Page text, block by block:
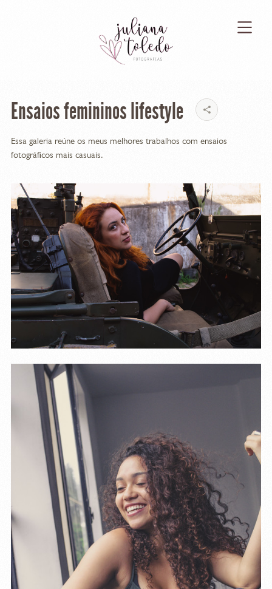
Ensaios femininos lifestyle
Essa galeria reúne os meus melhores trabalhos com ensaios
fotográficos mais casuais.